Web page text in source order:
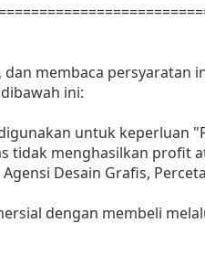
membaca persyaratan
ini:
untuk keperluan
tidak menghasilkan profit
Desain Grafis,
dengan membeli